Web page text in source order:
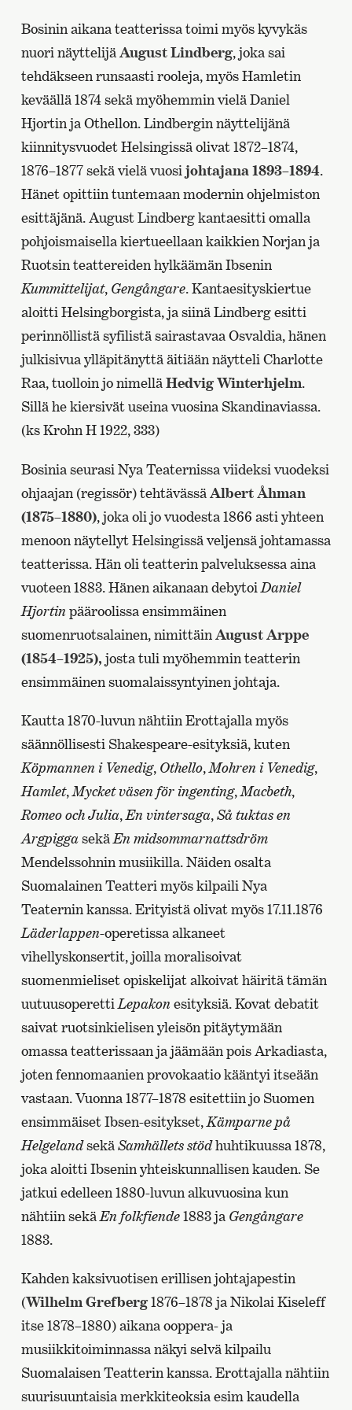
Bosinin aikana teatterissa toimi myös kyvykäs
nuori näyttelijäAugust Lindberg, joka sai
tehdäkseen runsaasti rooleja, myös Hamletin
keväällä 1874 sekä myöhemmin vielä Daniel
Hjortin ja Othellon. Lindbergin näyttelijänä
kiinnitysvuodet Helsingissä olivat 1872–1874,
1876–1877 sekä vielä vuosijohtajana 1893–1894.
Hänet opittiin tuntemaan modernin ohjelmiston
esittäjänä. August Lindberg kantaesitti omalla
pohjoismaisella kiertueellaan kaikkien Norjan ja
Ruotsin teattereiden hylkäämän Ibsenin
Kummittelijat, Gengångare. Kantaesityskiertue
aloitti Helsingborgista, ja siinä Lindberg esitti
perinnöllistä syfilistä sairastavaa Osvaldia, hänen
julkisivua ylläpitänyttä äitiään näytteli Charlotte
Raa, tuolloin jo nimelläHedvig Winterhjelm.
Sillä he kiersivät useina vuosina Skandinaviassa.
(ks Krohn H 1922, 333)
Bosinia seurasi Nya Teaternissa viideksi vuodeksi
ohjaajan (regissör) tehtävässäAlbert Åhman
(1875–1880), joka oli jo vuodesta 1866 asti yhteen
menoon näytellyt Helsingissä veljensä johtamassa
teatterissa. Hän oli teatterin palveluksessa aina
vuoteen 1883. Hänen aikanaan debytoi Daniel
Hjortinpääroolissa ensimmäinen
suomenruotsalainen, nimittäin August Arppe
(1854–1925), josta tuli myöhemmin teatterin
ensimmäinen suomalaissyntyinen johtaja.
Kautta 1870-luvun nähtiin Erottajalla myös
säännöllisesti Shakespeare-esityksiä, kuten
Köpmannen i Venedig, Othello,Mohren i Venedig,
Hamlet,Mycket väsen för ingenting,Macbeth,
Romeo och Julia, En vintersaga,Så tuktas en
Argpiggasekä En midsommarnattsdröm
Mendelssohnin musiikilla. Näiden osalta
Suomalainen Teatteri myös kilpaili Nya
Teaternin kanssa. Erityistä olivat myös 17.11.1876
Läderlappen-operetissa alkaneet
vihellyskonsertit, joilla moralisoivat
suomenmieliset opiskelijat alkoivat häiritä tämän
uutuusoperetti Lepakonesityksiä. Kovat debatit
saivat ruotsinkielisen yleisön pitäytymään
omassa teatterissaan ja jäämään pois Arkadiasta,
joten fennomaanien provokaatio kääntyi itseään
vastaan. Vuonna 1877–1878 esitettiin jo Suomen
ensimmäiset Ibsen-esitykset, Kämparne på
HelgelandsekäSamhällets stödhuhtikuussa 1878,
joka aloitti Ibsenin yhteiskunnallisen kauden. Se
jatkui edelleen 1880-luvun alkuvuosina kun
nähtiin sekä En folkfiende1883 ja Gengångare
1883.
Kahden kaksivuotisen erillisen johtajapestin
(Wilhelm Grefberg1876–1878 ja Nikolai Kiseleff
itse 1878–1880) aikana ooppera- ja
musiikkitoiminnassa näkyi selvä kilpailu
Suomalaisen Teatterin kanssa. Erottajalla nähtiin
suurisuuntaisia merkkiteoksia esim kaudella